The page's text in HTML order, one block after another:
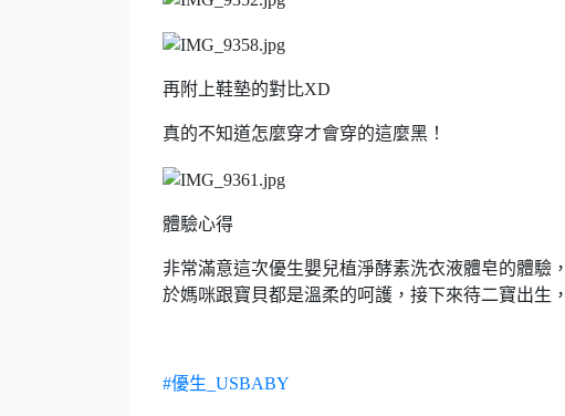
再附上鞋墊的對比XD
真的不知道怎麼穿才會穿的這麼黑！
體驗心得
非常滿意這次優生嬰兒植淨酵素洗衣液體皂的體驗
於媽咪跟寶貝都是溫柔的呵護，接下來待二寶出生
#優生_USBABY